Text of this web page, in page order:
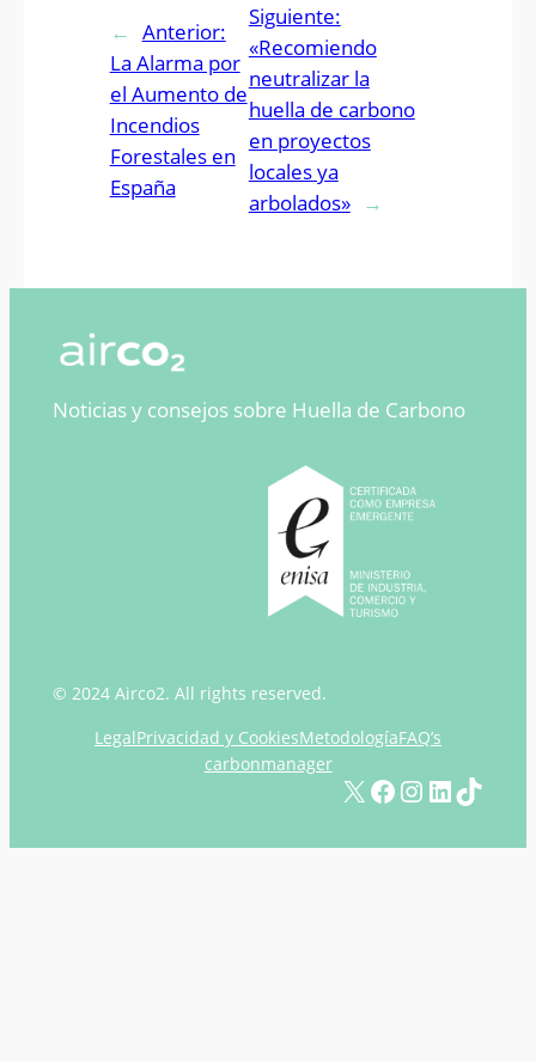
← Anterior:
La Alarma por
el Aumento de
Incendios
Forestales en
España
Siguiente:
«Recomiendo
neutralizar la
huella de carbono
en proyectos
locales ya
arbolados» →
Noticias y consejos sobre Huella de Carbono
© 2024 Airco2. All rights reserved.
LegalPrivacidad y CookiesMetodologíaFAQ’s
carbonmanager
X Facebook InstagramLinkedIn TikTok